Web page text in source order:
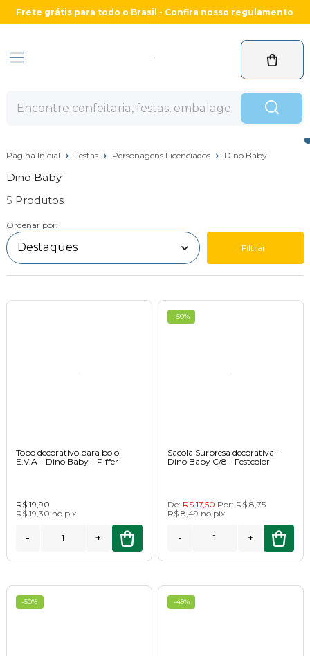
Frete grátis para todo o Brasil - Confira nosso regulamento
Página Inicial Festas Personagens Licenciados Dino Baby
Dino Baby
5
Ordenar por:
Filtrar
Topo decorativo para bolo
E.V.A – Dino Baby – Piffer
R$ 19,90
R$ 19,30 no pix
- +
-50%
Sacola Surpresa decorativa –
Dino Baby C/8 - Festcolor
De: R$ 17,50Por: R$ 8,75
R$ 8,49 no pix
- +
-50% -49%